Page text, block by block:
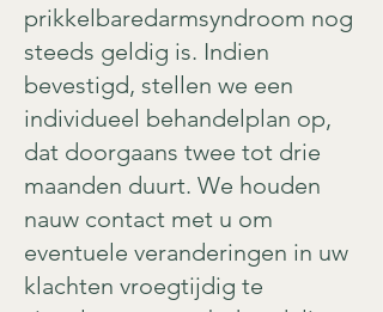
prikkelbaredarmsyndroom nog
steeds geldig is. Indien
bevestigd, stellen we een
individueel behandelplan op,
dat doorgaans twee tot drie
maanden duurt. We houden
nauw contact met u om
eventuele veranderingen in uw
klachten vroegtijdig te